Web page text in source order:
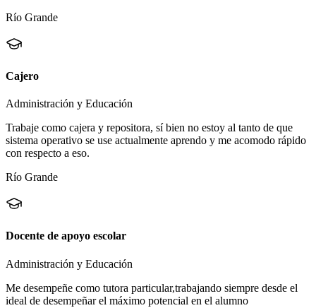
Río Grande
Cajero
Administración y Educación
Trabaje como cajera y repositora, sí bien no estoy al tanto de que
sistema operativo se use actualmente aprendo y me acomodo rápido
con respecto a eso.
Río Grande
Docente de apoyo escolar
Administración y Educación
Me desempeñe como tutora particular,trabajando siempre desde el
ideal de desempeñar el máximo potencial en el alumno